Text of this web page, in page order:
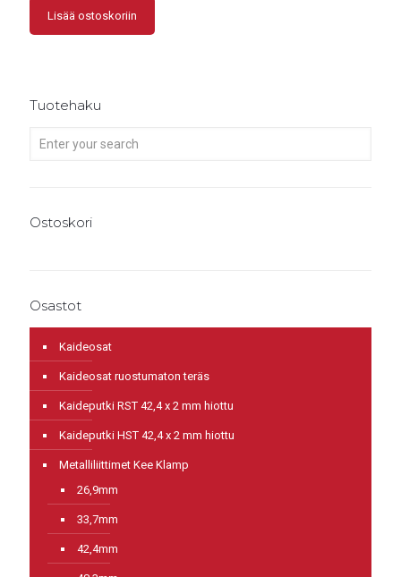
Lisää ostoskoriin
Tuotehaku
Ostoskori
Osastot
Kaideosat
Kaideosat ruostumaton teräs
Kaideputki RST 42,4 x 2 mm hiottu
Kaideputki HST 42,4 x 2 mm hiottu
Metalliliittimet Kee Klamp
26,9mm
33,7mm
42,4mm